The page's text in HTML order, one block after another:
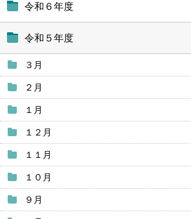
令和６年度
令和５年度
３月
２月
１月
１２月
１１月
１０月
９月